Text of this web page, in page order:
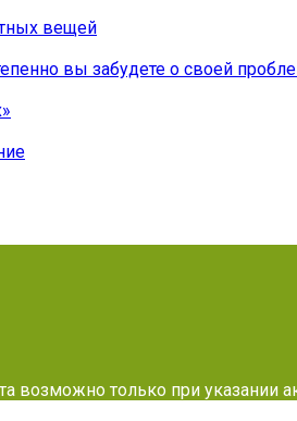
вещей
вы забудете о своей
возможно только при указании